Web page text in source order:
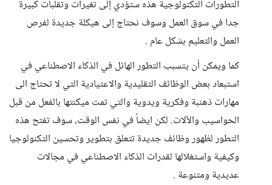
التطورات التكنولوجية هذه ستؤدي إلى تغيرات وتقلبات كبيرة
جدا في سوق العمل وسوف نحتاج إلى هيكلة جديدة لفرص
العمل والتعليم بشكل عام .
كما ويمكن أن يتسبب التطور الهائل في الذكاء الاصطناعي في
استبعاد بعض الوظائف التقليدية والاعتيادية التي لا تحتاج الى
مهارات ذهنبة وفكرية ويدوية والتي تمت ميكنتها بالفعل من قبل
الحواسيب والآلات. لكن ايضاً في نفس الوقت، سوف تفتح هذه
التطور لظهور وظائف جديدة تتعلق بتطوير وتحسين التكنولوجيا
وكيفية واستغلالها لقدرات الذكاء الاصطناعي في مجالات
عديدية ومتنوعة .